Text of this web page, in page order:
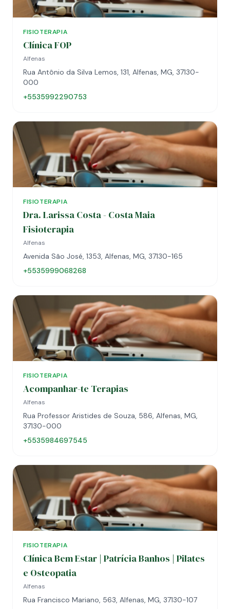
FISIOTERAPIA
Clínica FOP
Alfenas
Rua Antônio da Silva Lemos, 131, Alfenas, MG, 37130-
000
+5535992290753
FISIOTERAPIA
Dra. Larissa Costa - Costa Maia
Fisioterapia
Alfenas
Avenida São José, 1353, Alfenas, MG, 37130-165
+5535999068268
FISIOTERAPIA
Acompanhar-te Terapias
Alfenas
Rua Professor Aristides de Souza, 586, Alfenas, MG,
37130-000
+5535984697545
FISIOTERAPIA
Clínica Bem Estar | Patrícia Banhos | Pilates
e Osteopatia
Alfenas
Rua Francisco Mariano, 563, Alfenas, MG, 37130-107